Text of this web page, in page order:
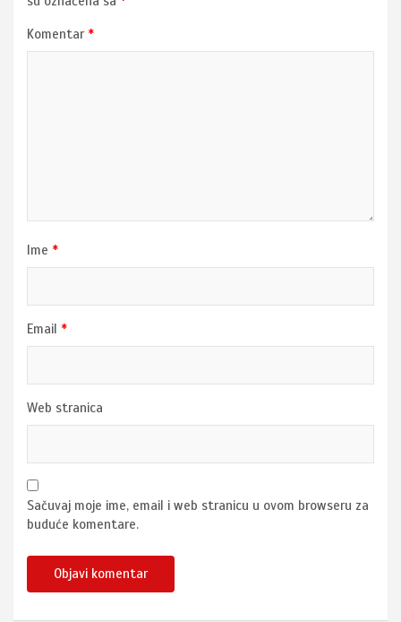
Komentar *
Ime *
Email *
Web stranica
Sačuvaj moje ime, email i web stranicu u ovom browseru za
buduće komentare.